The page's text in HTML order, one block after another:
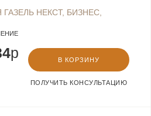
НЕКСТ, БИЗНЕС,
p В КОРЗИНУ
ПОЛУЧИТЬ КОНСУЛЬТАЦИЮ